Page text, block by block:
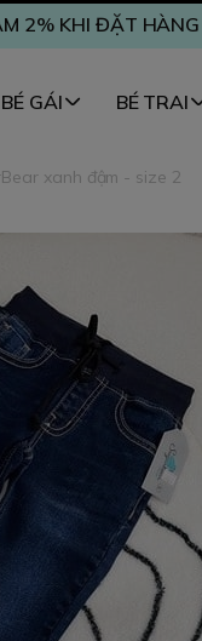
2% KHI ĐẶT
BÉ GÁI BÉ TRAI
xanh đậm - size 2